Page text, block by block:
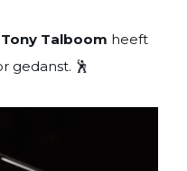
Tony Talboom heeft
gedanst. 🕺